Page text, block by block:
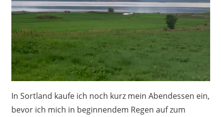
In Sortland kaufe ich noch kurz mein Abendessen ein,
bevor ich mich in beginnendem Regen auf zum